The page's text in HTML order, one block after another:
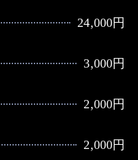
24,000円
3,000円
2,000円
2,000円